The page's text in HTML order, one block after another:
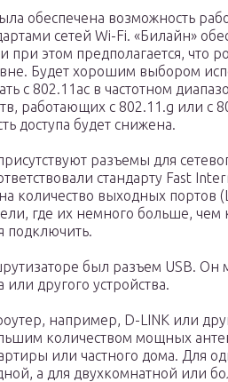
обеспечена возможность
сетей Wi-Fi. «Билайн»
при этом предполагается, что
Будет хорошим выбором
с 802.11ac в частотном
работающих с 802.11.g или с
доступа будет снижена.
разъемы для
стандарту Fast
количество выходных портов
где их немного больше, чем
подключить.
был разъем USB. Он
другого устройства.
например, D-LINK или
количеством мощных
или частного дома. Для
а для двухкомнатной или